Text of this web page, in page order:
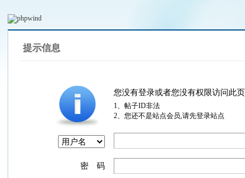
提示信息
您没有登录或者您没有权限访问此
1、帖子ID非法
2、您还不是站点会员,请先登录站点
密 码